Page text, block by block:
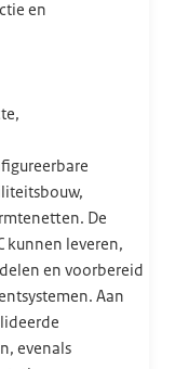
en
De
kunnen leveren,
en voorbereid
Aan
evenals